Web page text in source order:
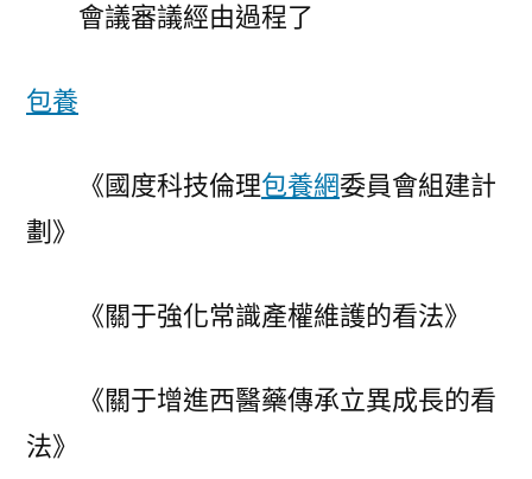
會議審議經由過程了
包養
《國度科技倫理包養網委員會組建計
劃》
《關于強化常識產權維護的看法》
《關于增進西醫藥傳承立異成長的看
法》